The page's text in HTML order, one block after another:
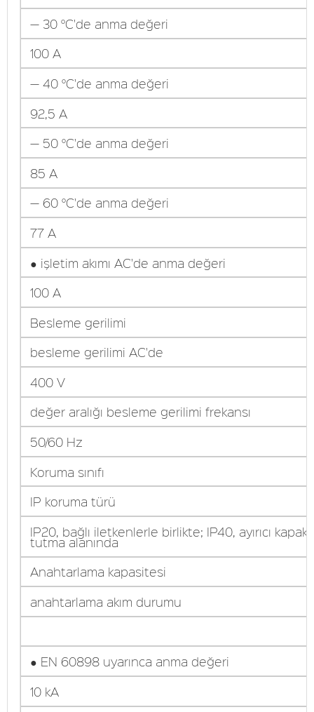
— 30 °C'de anma değeri
100 A
— 40 °C'de anma değeri
92,5 A
— 50 °C'de anma değeri
85 A
— 60 °C'de anma değeri
77 A
● işletim akımı AC'de anma değeri
100 A
Besleme gerilimi
besleme gerilimi AC'de
400 V
değer aralığı besleme gerilimi frekansı
50/60 Hz
Koruma sınıfı
IP koruma türü
IP20, bağlı iletkenlerle birlikte; IP40, ayırıcı
tutma alanında
Anahtarlama kapasitesi
anahtarlama akım durumu
● EN 60898 uyarınca anma değeri
10 kA